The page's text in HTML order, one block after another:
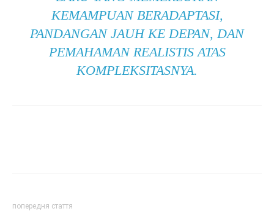
KEMAMPUAN BERADAPTASI,
PANDANGAN JAUH KE DEPAN, DAN
PEMAHAMAN REALISTIS ATAS
KOMPLEKSITASNYA.
попередня стаття